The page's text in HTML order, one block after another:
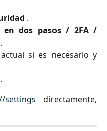
.
en dos pasos / 2FA /
.
si es necesario y
settings directamente,